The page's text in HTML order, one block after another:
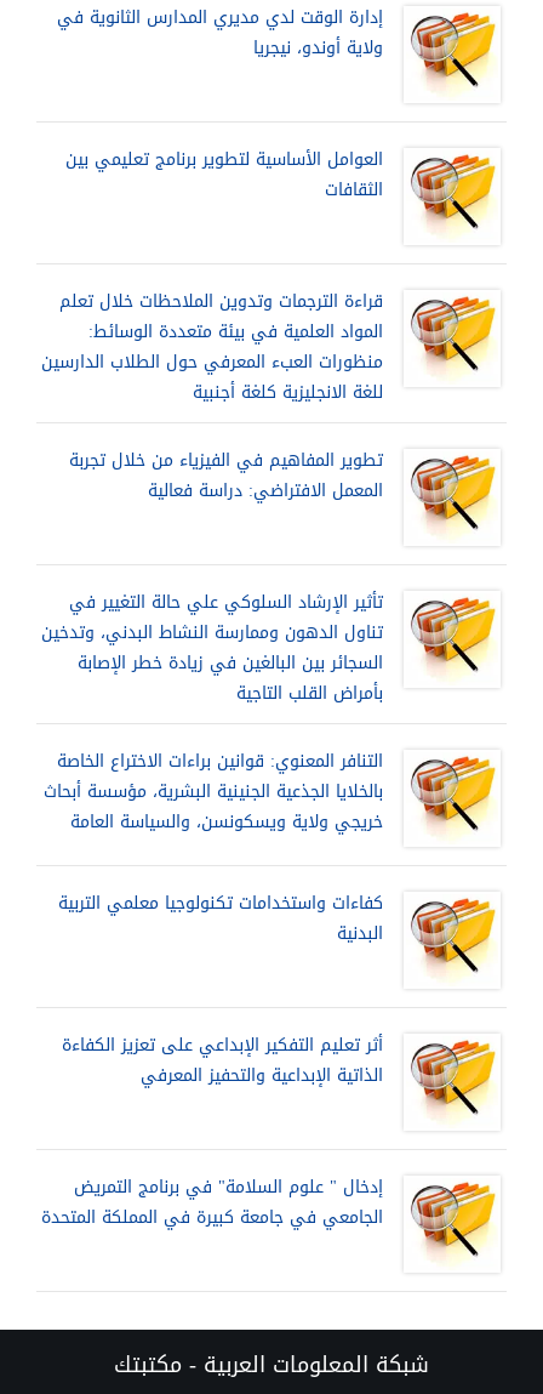
إدارة الوقت لدي مديري المدارس الثانوية في
ولاية أوندو، نيجريا
العوامل الأساسية لتطوير برنامج تعليمي بين
الثقافات
قراءة الترجمات وتدوين الملاحظات خلال تعلم
المواد العلمية في بيئة متعددة الوسائط:
منظورات العبء المعرفي حول الطلاب الدارسين
للغة الانجليزية كلغة أجنبية
تطوير المفاهيم في الفيزياء من خلال تجربة
المعمل الافتراضي: دراسة فعالية
تأثير الإرشاد السلوكي علي حالة التغيير في
تناول الدهون وممارسة النشاط البدني، وتدخين
السجائر بين البالغين في زيادة خطر الإصابة
بأمراض القلب التاجية
التنافر المعنوي: قوانين براءات الاختراع الخاصة
بالخلايا الجذعية الجنينية البشرية، مؤسسة أبحاث
خريجي ولاية ويسكونسن، والسياسة العامة
كفاءات واستخدامات تكنولوجيا معلمي التربية
البدنية
أثر تعليم التفكير الإبداعي على تعزيز الكفاءة
الذاتية الإبداعية والتحفيز المعرفي
إدخال " علوم السلامة" في برنامج التمريض
الجامعي في جامعة كبيرة في المملكة المتحدة
شبكة المعلومات العربية - مكتبتك